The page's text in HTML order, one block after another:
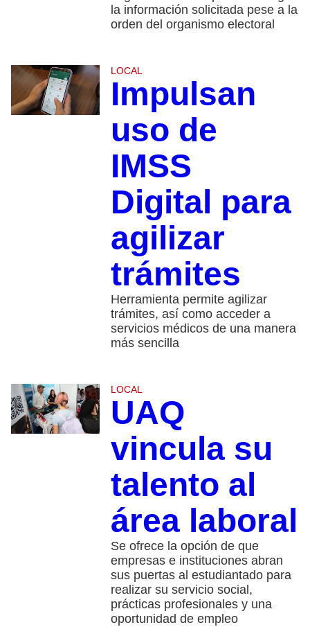
la información solicitada pese a la
orden del organismo electoral
LOCAL
Impulsan
uso de
IMSS
Digital para
agilizar
trámites
Herramienta permite agilizar
trámites, así como acceder a
servicios médicos de una manera
más sencilla
LOCAL
UAQ
vincula su
talento al
área laboral
Se ofrece la opción de que
empresas e instituciones abran
sus puertas al estudiantado para
realizar su servicio social,
prácticas profesionales y una
oportunidad de empleo